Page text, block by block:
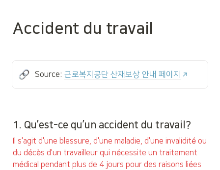
Accident du travail
Source: 근로복지공단 산재보상 안내 페이지
1. Qu’est-ce qu’un accident du travail?
Il s'agit d'une blessure, d'une maladie, d'une invalidité ou
du décès d'un travailleur qui nécessite un traitement
médical pendant plus de 4 jours pour des raisons liées